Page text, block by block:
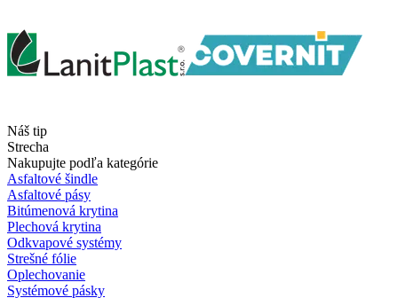
Náš tip
Strecha
Nakupujte podľa kategórie
Asfaltové šindle
Asfaltové pásy
Bitúmenová krytina
Plechová krytina
Odkvapové systémy
Strešné fólie
Oplechovanie
Systémové pásky